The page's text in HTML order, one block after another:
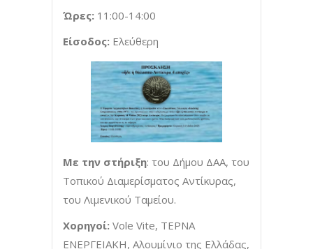
Ώρες: 11:00-14:00
Είσοδος: Ελεύθερη
Με την στήριξη: του Δήμου ΔΑΑ, του
Τοπικού Διαμερίσματος Αντίκυρας,
του Λιμενικού Ταμείου.
Χορηγοί: Vole Vite, ΤΕΡΝΑ
ΕΝΕΡΓΕΙΑΚΗ, Αλουμίνιο της Ελλάδας,